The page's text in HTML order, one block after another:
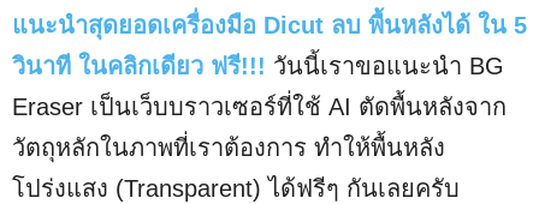
แนะนำสุดยอดเครื่องมือ Dicut ลบ พื้นหลังได้ ใน 5
วินาที ในคลิกเดียว ฟรี!!! วันนี้เราขอแนะนำ BG
Eraser เป็นเว็บบราวเซอร์ที่ใช้ AI ตัดพื้นหลังจาก
วัตถุหลักในภาพที่เราต้องการ ทำให้พื้นหลัง
โปร่งแสง (Transparent) ได้ฟรีๆ กันเลยครับ